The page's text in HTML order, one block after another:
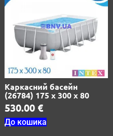
Каркасний басейн
(26784) 175 х 300 х 80
530.00 €
До кошика